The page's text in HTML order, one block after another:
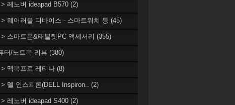
> 레노버 ideapad B570 (2)
> 웨어러블 디바이스 - 스마트워치 등 (45)
> 스마트폰&태블릿PC 액세서리 (355)
터/노트북 리뷰 (380)
> 맥북프로 레티나 (8)
> 델 인스피론(DELL Inspiron.. (2)
> 레노버 ideapad S400 (2)